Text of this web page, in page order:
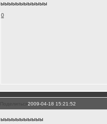
ыыыыыыыыыыыы
0
Поделиться2009-04-18 15:21:52
ыыыыыыыыыыы